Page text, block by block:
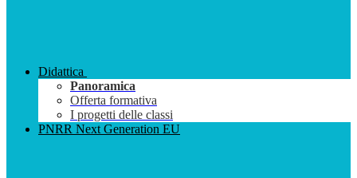
Didattica
Panoramica
Offerta formativa
I progetti delle classi
PNRR Next Generation EU